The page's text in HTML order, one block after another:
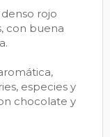
rojo
con buena
especies y
chocolate y